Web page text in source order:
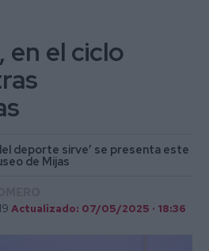
en el ciclo
deporte sirve’ se presenta este
de Mijas
Actualizado: 07/05/2025 · 18:36